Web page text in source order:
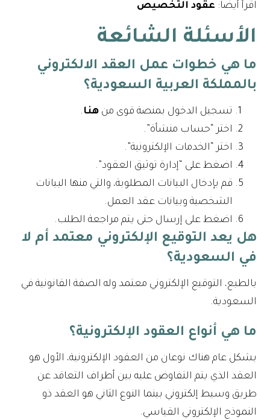
اقرأ أيضًا: عقود التخصيص
الأسئلة الشائعة
ما هي خطوات عمل العقد الالكتروني
بالمملكة العربية السعودية؟
تسجيل الدخول بمنصة قوى منهنا .
اختر “حساب منشأة”.
اختر “الخدمات الإلكترونية”.
اضغط على “إدارة توثيق العقود”.
قم بإدخال البيانات المطلوبة، والتي منها البيانات
الشخصية وبيانات عقد العمل.
اضغط على إرسال حتى يتم مراجعة الطلب.
هل يعد التوقيع الإلكتروني معتمد أم لا
في السعودية؟
بالطبع، التوقيع الإلكتروني معتمد وله الصفة القانونية في
السعودية.
ما هي أنواع العقود الإلكترونية؟
بشكل عام هناك نوعان من العقود الإلكترونية، الأول هو
العقد الذي يتم التفاوض عليه بين أطراف التعاقد عن
طريق وسيط إلكتروني بينما النوع الثاني هو العقد ذو
النموذج الإلكتروني القياسي.